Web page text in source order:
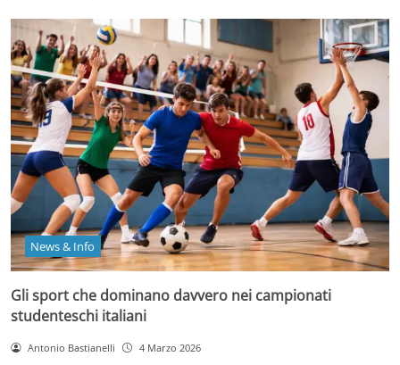
News & Info
Gli sport che dominano davvero nei campionati
studenteschi italiani
Antonio Bastianelli 4 Marzo 2026